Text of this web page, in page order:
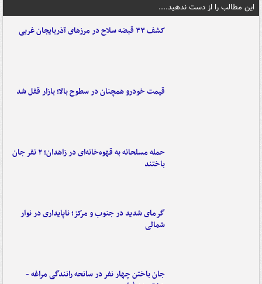
این مطالب را از دست ندهید....
کشف ۳۳ قبضه سلاح در مرزهای آذربایجان غربی
قیمت خودرو همچنان در سطوح بالا؛ بازار قفل شد
حمله مسلحانه به قهوه‌خانه‌ای در زاهدان؛ ۲ نفر جان
باختند
گرمای شدید در جنوب و مرکز؛ ناپایداری در نوار
شمالی
جان باختن چهار نفر در سانحه رانندگی مراغه -